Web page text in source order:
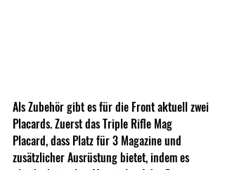
Als Zubehör gibt es für die Front aktuell zwei
Placards. Zuerst das Triple Rifle Mag
Placard, dass Platz für 3 Magazine und
zusätzlicher Ausrüstung bietet, indem es